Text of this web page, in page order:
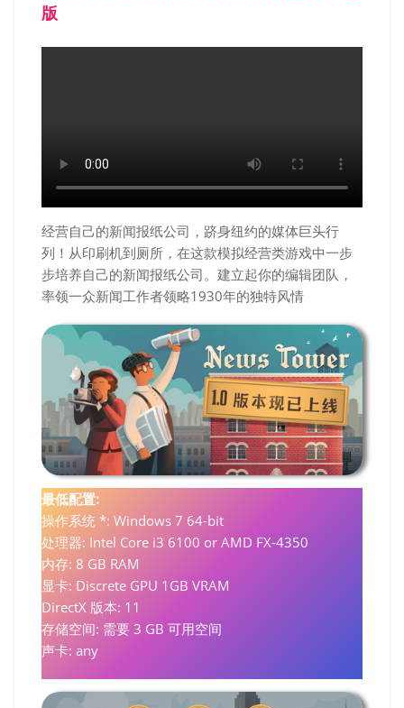
版
经营自己的新闻报纸公司，跻身纽约的媒体巨头行
列！从印刷机到厕所，在这款模拟经营类游戏中一步
步培养自己的新闻报纸公司。建立起你的编辑团队，
率领一众新闻工作者领略1930年的独特风情
最低配置:
操作系统 *: Windows 7 64-bit
处理器: Intel Core i3 6100 or AMD FX-4350
内存: 8 GB RAM
显卡: Discrete GPU 1GB VRAM
DirectX 版本: 11
存储空间: 需要 3 GB 可用空间
声卡: any